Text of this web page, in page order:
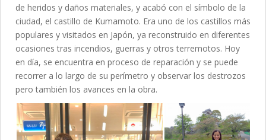
de heridos y daños materiales, y acabó con el símbolo de la
ciudad, el castillo de Kumamoto. Era uno de los castillos más
populares y visitados en Japón, ya reconstruido en diferentes
ocasiones tras incendios, guerras y otros terremotos. Hoy
en día, se encuentra en proceso de reparación y se puede
recorrer a lo largo de su perímetro y observar los destrozos
pero también los avances en la obra.